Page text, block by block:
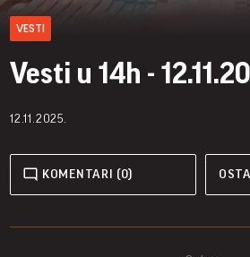
VESTI
Vesti u 14h -
12.11.2025.
KOMENTARI (0)